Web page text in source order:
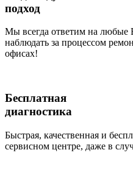
подход
Мы всегда ответим на
наблюдать за процессом
офисах!
Бесплатная
диагностика
Быстрая, качественная и
сервисном центре, даже в